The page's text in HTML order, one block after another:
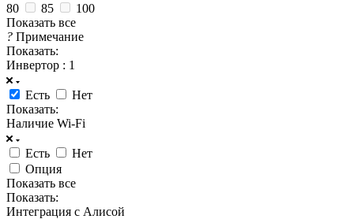
80
85
100
Показать все
? Примечание
Показать:
Инвертор : 1
Есть
Нет
Показать:
Наличие Wi-Fi
Есть
Нет
Опция
Показать все
Показать:
Интеграция с Алисой